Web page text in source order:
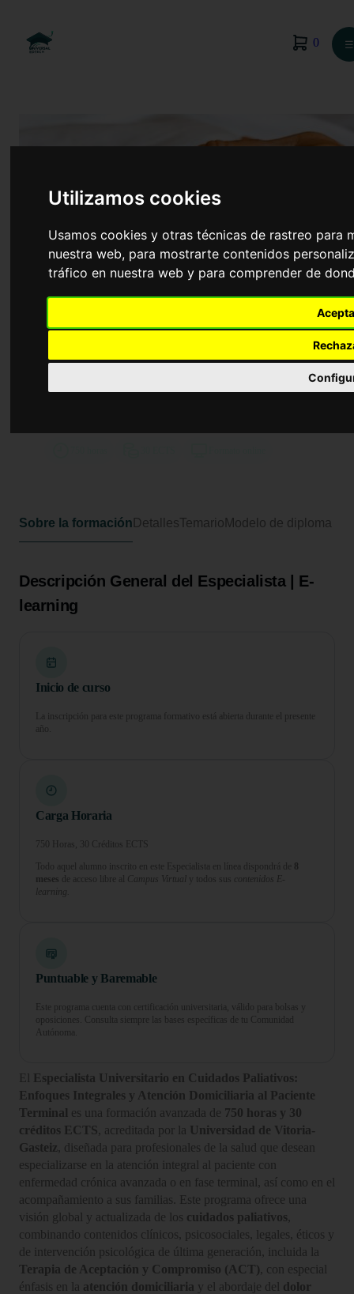
Utilizamos cookies
Usamos cookies y otras técnicas de rastreo para
nuestra web, para mostrarte contenidos
tráfico en nuestra web y para comprender de
0 ☰
Especialista Universitario en
Integrales y Atención Domiciliaria
Sobre la formación DetallesTemario Modelo de diploma
Descripción General del Especialista | E-
learning
Inicio de curso
La inscripción para este programa formativo está abierta durante el presente
año.
Carga Horaria
750 Horas, 30 Créditos ECTS
Todo aquel alumno inscrito en este Especialista en línea dispondrá de 8
meses de acceso libre al Campus Virtual y todos sus
contenidos E-
learning.
Puntuable y Baremable
Este programa cuenta con certificación universitaria, válido para bolsas y
oposiciones. Consulta siempre las bases específicas de tu Comunidad
Autónoma.
El
Especialista Universitario en Cuidados Paliativos:
Enfoques Integrales y Atención Domiciliaria al Paciente
Terminal es una formación avanzada de 750 horas y 30
créditos ECTS , acreditada por la Universidad de Vitoria-
Gasteiz , diseñada para profesionales de la salud que desean
especializarse en la atención integral al paciente con
enfermedad crónica avanzada o en fase terminal, así como en el
acompañamiento a sus familias. Este programa ofrece una
visión global y actualizada de los cuidados paliativos
combinando contenidos clínicos, psicosociales, legales, éticos y
de intervención psicológica de última generación, incluida la
Terapia de Aceptación y Compromiso (ACT) , con especial
énfasis en la atención domiciliaria y el abordaje del dolor